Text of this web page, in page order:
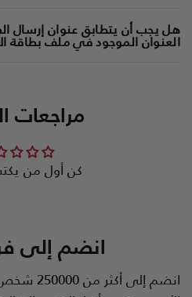
هل يجب أن يتطابق عنوان إرسال الفواتير الخاص بي مع
العنوان الموجود في ملف بطاقة
مراجعات
كن أول من
انضم إلى
انضم